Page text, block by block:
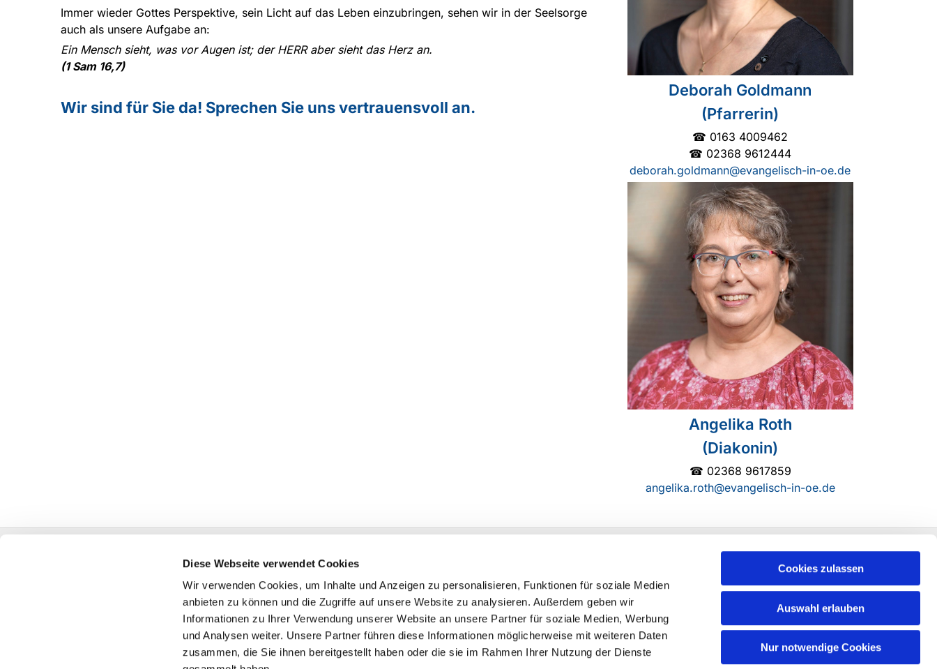
Diese Webseite verwendet Cookies
Wir verwenden Cookies, um Inhalte und Anzeigen zu personalisieren, Funktionen für soziale Medien
anbieten zu können und die Zugriffe auf unsere Website zu analysieren. Außerdem geben wir
Informationen zu Ihrer Verwendung unserer Website an unsere Partner für soziale Medien, Werbung
und Analysen weiter. Unsere Partner führen diese Informationen möglicherweise mit weiteren Daten
zusammen, die Sie ihnen bereitgestellt haben oder die sie im Rahmen Ihrer Nutzung der Dienste
Cookies zulassen
Auswahl erlauben
Nur notwendige Cookies
Immer wieder Gottes Perspektive, sein Licht auf das Leben einzubringen, sehen wir in der Seelsorge
auch als unsere Aufgabe an:
Ein Mensch sieht, was vor Augen ist; der HERR aber sieht das Herz an.
(1 Sam 16,7)
Wir sind für Sie da! Sprechen Sie uns vertrauensvoll an.
Deborah Goldmann
(Pfarrerin)
☎ 0163 4009462
☎ 02368 9612444
deborah.goldmann@evangelisch-in-oe.de
Angelika Roth
(Diakonin)
☎ 02368 9617859
angelika.roth@evangelisch-in-oe.de
Dietrich-Bonhoeffer-Platz 1
45739 Oer-Erkenschwick
Telefon:02368 1461
gemeindebuero@evangelisch-in-oe.de